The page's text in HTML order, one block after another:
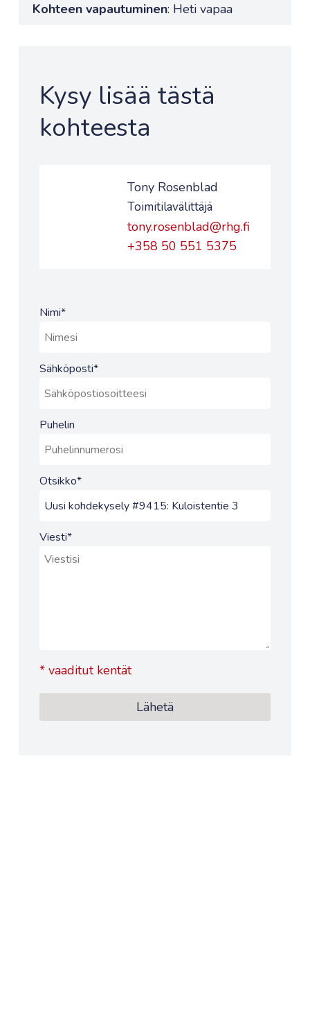
Kohteen vapautuminen: Heti vapaa
Kysy lisää tästä
kohteesta
Tony Rosenblad
Toimitilavälittäjä
tony.rosenblad@rhg.fi
+358 50 551 5375
Nimi*
Sähköposti*
Puhelin
Otsikko*
Viesti*
*vaaditut kentät